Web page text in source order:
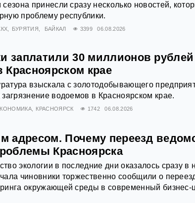
принесли сразу несколько новостей,
проблему республики.
БУРЯТИЯ БАЙКАЛ 3399 06.08.2026
заплатили 30 миллионов рублей
Красноярском крае
взыскала с золотодобывающего
водоемов в Красноярском крае.
КРАСНОЯРСК 1742 06.08.2026
адресом. Почему переезд
Красноярска
экологии в последние дни оказалось сразу в
чиновники торжественно сообщили о
окружающей среды в современный бизнес-